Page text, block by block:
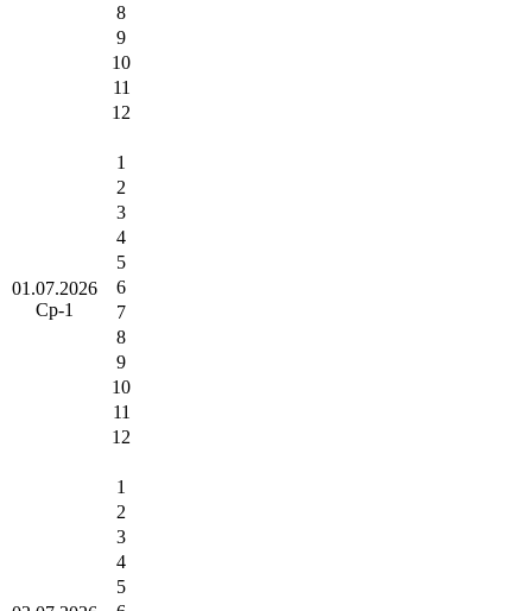
8
9
10
11
12
01.07.2026
Ср-1
1
2
3
4
5
6
7
8
9
10
11
12
1
2
3
4
5